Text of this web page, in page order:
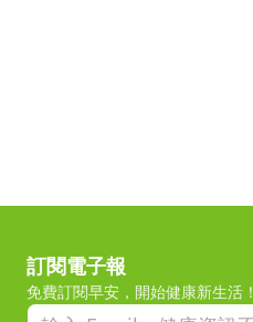
訂閱電子報
免費訂閱早安，開始健康新生活！